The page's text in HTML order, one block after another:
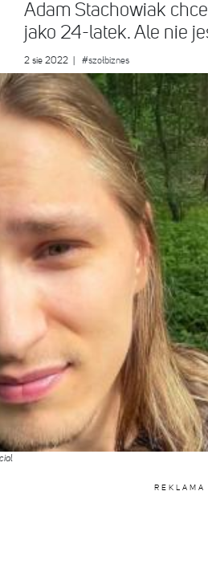
Adam Stachowiak
jako 24-latek. Ale nie
2 sie 2022 #szołbiznes
REKLAMA